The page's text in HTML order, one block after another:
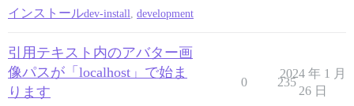
インストールdev-install development
引用テキスト内のアバター画
像パスが「localhost」で始ま
ります
0 235
2024 年 1 月
26 日